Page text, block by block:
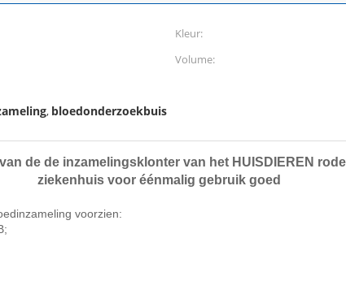
Kleur:
Volume:
, bloedonderzoekbuis
de de inzamelingsklonter van het HUISDIEREN
ziekenhuis voor éénmalig gebruik goed
voorzien: